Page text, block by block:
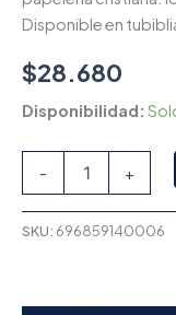
Disponible en
$28.680
Disponibilidad:
- +
SKU: 696859140006